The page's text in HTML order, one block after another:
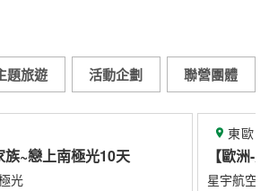
題旅遊 活動企劃 聯營團體
【歐洲-東歐】